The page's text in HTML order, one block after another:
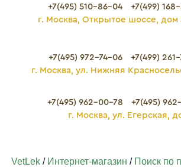
+7(495) 510-86-04
+7(499)
г. Москва, Открытое шоссе, дом
+7(495) 972-74-06
+7(499)
г. Москва, ул. Нижняя
+7(495) 962-00-78
+7(495)
г. Москва, ул. Егерская,
VetLek / Интернет-магазин / Поиск по